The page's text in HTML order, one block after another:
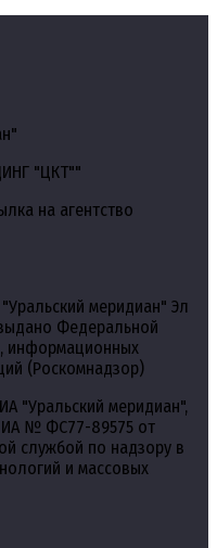
"ЦКТ""
на агентство
меридиан" Эл
Федеральной
информационных
(Роскомнадзор)
"Уральский меридиан",
ИА № ФС77-89575 от
службой по надзору в
и массовых